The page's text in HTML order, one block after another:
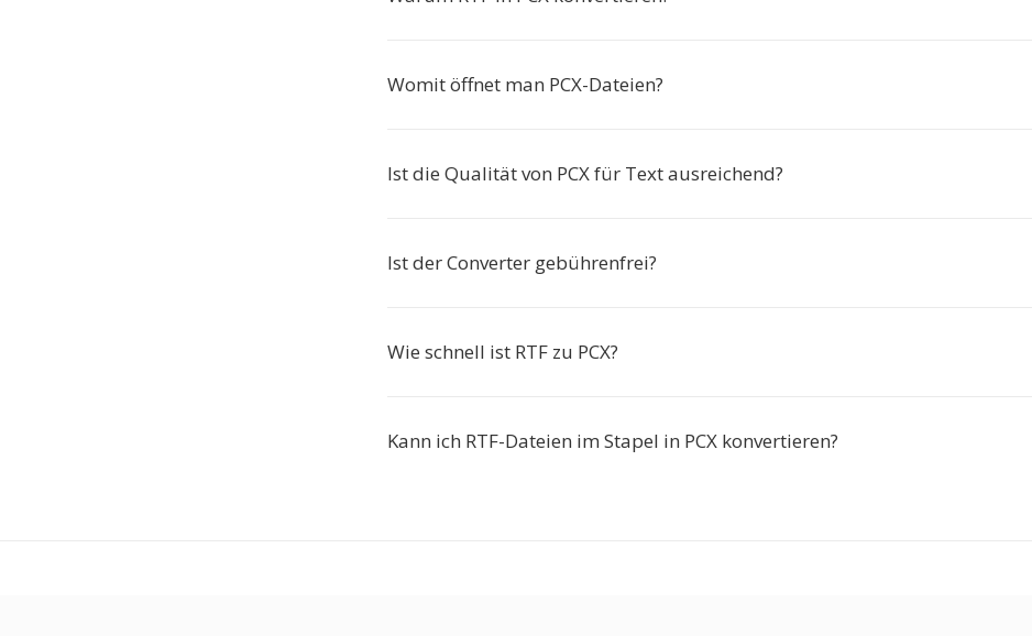
Womit öffnet man PCX-Dateien?
Ist die Qualität von PCX für Text ausreichend?
Ist der Converter gebührenfrei?
Wie schnell ist RTF zu PCX?
Kann ich RTF-Dateien im Stapel in PCX konvertieren?